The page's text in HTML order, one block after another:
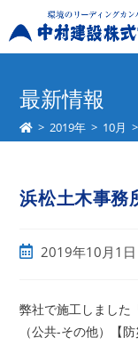
最新情報
> 2019年 > 10月 >
浜松土木事務
投
開
日:
2019年10月1日
弊社で施工しました
（公共-その他）【